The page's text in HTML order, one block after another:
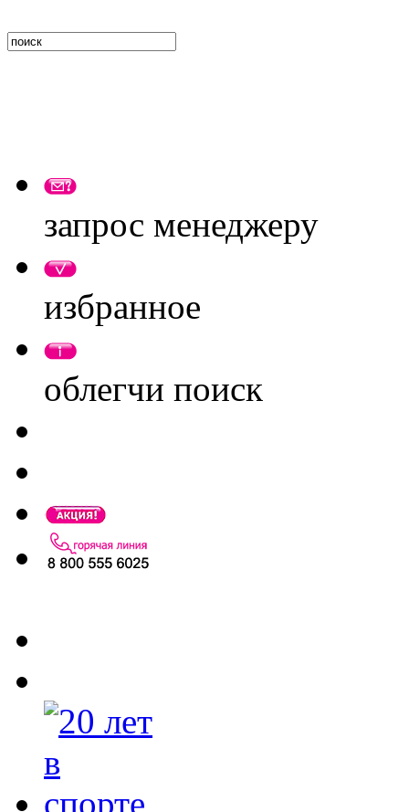
запрос менеджеру
избранное
облегчи поиск